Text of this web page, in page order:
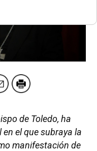
de Toledo, ha
el que subraya la
manifestación de